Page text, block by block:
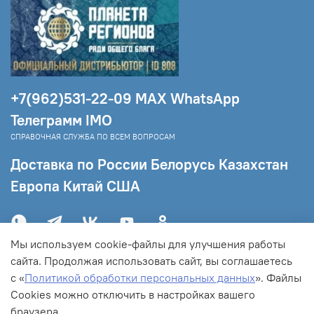
регенерации клеток; тема от
психопатогенных воздействий
Канал Космической Теургии «МАЙЯ» АРРИ
- для нормализации обмена веществ и
структуризации воды: КФС с 5-ю
элементами – 5 минут, КФС с 8-ю
элементами – 10-15 секунд
+7(962)531-22-09 МAX WhatsApp
Телеграмм IMO
СПРАВОЧНАЯ СЛУЖБА ПО ВСЕМ ВОПРОСАМ
Доставка по России Белорусь Казахстан
Европа Китай США
Мы используем cookie-файлы для улучшения работы
сайта. Продолжая использовать сайт, вы соглашаетесь
с «Политикой обработки персональных данных». Файлы
Cookies можно отключить в настройках вашего